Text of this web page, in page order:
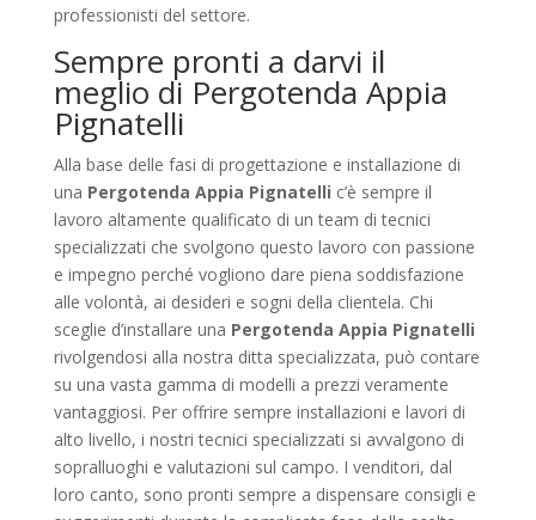
professionisti del settore.
Sempre pronti a darvi il
meglio di Pergotenda Appia
Pignatelli
Alla base delle fasi di progettazione e installazione di
una Pergotenda Appia Pignatelli c’è sempre il
lavoro altamente qualificato di un team di tecnici
specializzati che svolgono questo lavoro con passione
e impegno perché vogliono dare piena soddisfazione
alle volontà, ai desideri e sogni della clientela. Chi
sceglie d’installare una Pergotenda Appia Pignatelli
rivolgendosi alla nostra ditta specializzata, può contare
su una vasta gamma di modelli a prezzi veramente
vantaggiosi. Per offrire sempre installazioni e lavori di
alto livello, i nostri tecnici specializzati si avvalgono di
sopralluoghi e valutazioni sul campo. I venditori, dal
loro canto, sono pronti sempre a dispensare consigli e